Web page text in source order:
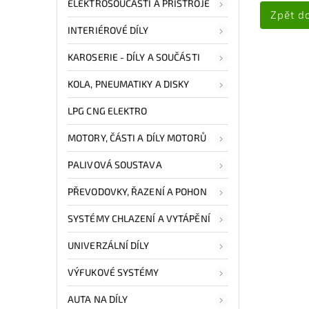
ELEKTROSOUČÁSTI A PŘÍSTROJE
INTERIÉROVÉ DÍLY
KAROSERIE - DÍLY A SOUČÁSTI
KOLA, PNEUMATIKY A DISKY
LPG CNG ELEKTRO
MOTORY, ČÁSTI A DÍLY MOTORŮ
PALIVOVÁ SOUSTAVA
PŘEVODOVKY, ŘAZENÍ A POHON
SYSTÉMY CHLAZENÍ A VYTÁPĚNÍ
UNIVERZÁLNÍ DÍLY
VÝFUKOVÉ SYSTÉMY
AUTA NA DÍLY
Zpět